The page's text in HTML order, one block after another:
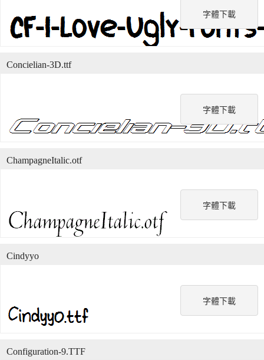
字體下載
字體下載
Concielian-3D.ttf
字體下載
ChampagneItalic.otf
字體下載
Cindyyo
Configuration-9.TTF